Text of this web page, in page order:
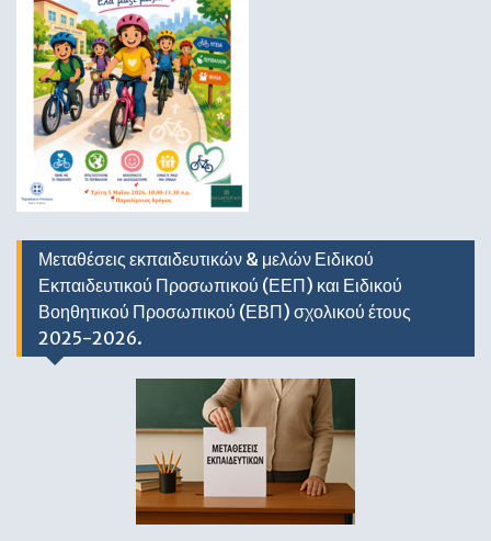
Μεταθέσεις εκπαιδευτικών & μελών Ειδικού
Εκπαιδευτικού Προσωπικού (ΕΕΠ) και Ειδικού
Βοηθητικού Προσωπικού (ΕΒΠ) σχολικού έτους
2025-2026.